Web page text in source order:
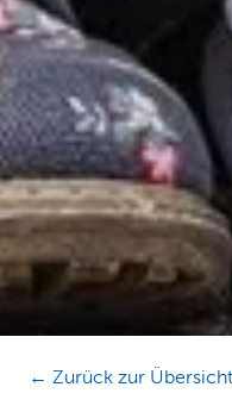
← Zurück zur Übersicht